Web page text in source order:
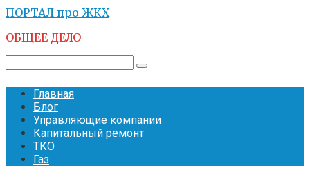
Перейти
контенту
ПОРТАЛ про ЖКХ
ОБЩЕЕ ДЕЛО
Главная
Блог
Управляющие компании
Капитальный ремонт
ТКО
Газ